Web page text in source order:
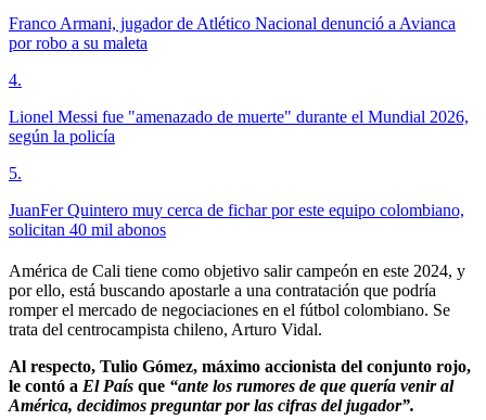
Franco Armani, jugador de Atlético Nacional denunció a Avianca
por robo a su maleta
4.
Lionel Messi fue "amenazado de muerte" durante el Mundial 2026,
según la policía
5.
JuanFer Quintero muy cerca de fichar por este equipo colombiano,
solicitan 40 mil abonos
América de Cali tiene como objetivo salir campeón en este 2024, y
por ello, está buscando apostarle a una contratación que podría
romper el mercado de negociaciones en el fútbol colombiano. Se
trata del centrocampista chileno, Arturo Vidal.
Al respecto, Tulio Gómez, máximo accionista del conjunto rojo,
le contó a El País que “ante los rumores de que quería venir al
América, decidimos preguntar por las cifras del jugador”.